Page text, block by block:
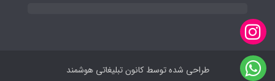
طراحی شده توسط کانون تبلیغاتی هوشمند